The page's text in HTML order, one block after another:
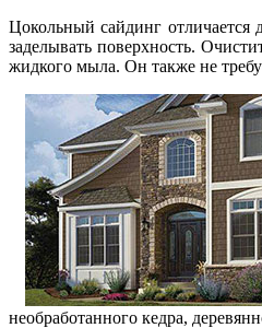
Цокольный сайдинг отличается
заделывать поверхность.
жидкого мыла. Он также не
необработанного кедра,